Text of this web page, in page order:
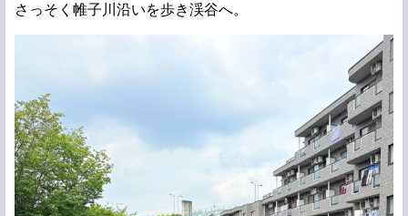
さっそく帷子川沿いを歩き渓谷へ。